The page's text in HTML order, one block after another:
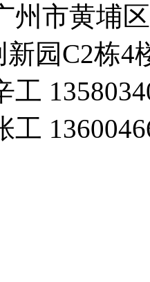
州市黄埔
C2栋4
工